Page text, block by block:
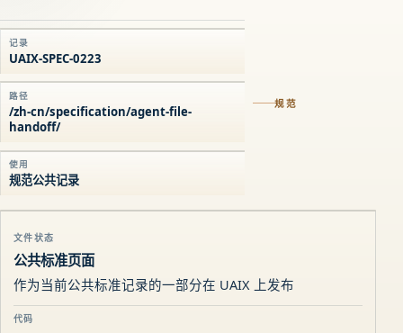
规范
记录
UAIX-SPEC-0223
路径
/zh-cn/specification/agent-file-
handoff/
使用
规范公共记录
文件状态
公共标准页面
作为当前公共标准记录的一部分在 UAIX 上发布
代码